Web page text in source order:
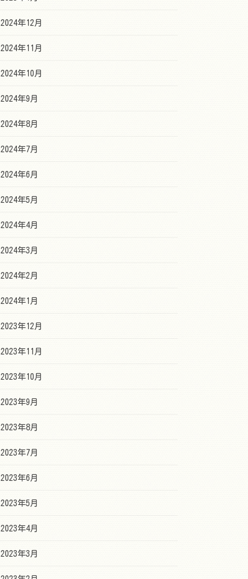
2024年12月
2024年11月
2024年10月
2024年9月
2024年8月
2024年7月
2024年6月
2024年5月
2024年4月
2024年3月
2024年2月
2024年1月
2023年12月
2023年11月
2023年10月
2023年9月
2023年8月
2023年7月
2023年6月
2023年5月
2023年4月
2023年3月